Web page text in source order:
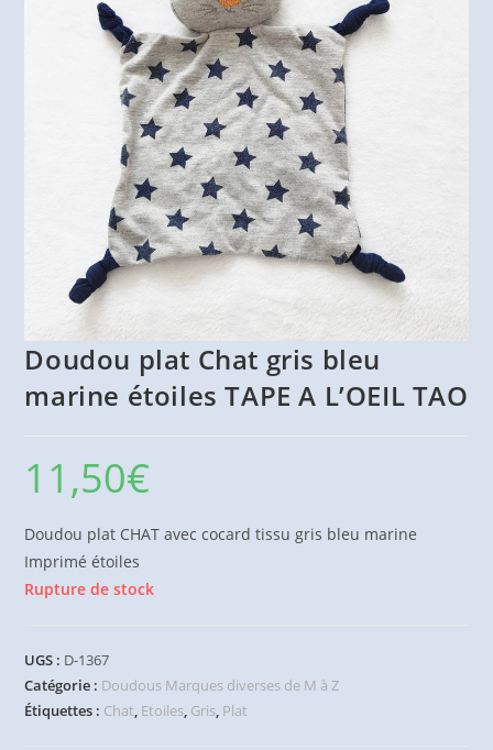
Doudou plat Chat gris bleu
marine étoiles TAPE A L’OEIL TAO
11,50€
Doudou plat CHAT avec cocard tissu gris bleu marine
Imprimé étoiles
Rupture de stock
UGS : D-1367
Catégorie : Doudous Marques diverses de M à Z
Étiquettes : Chat, Etoiles, Gris, Plat